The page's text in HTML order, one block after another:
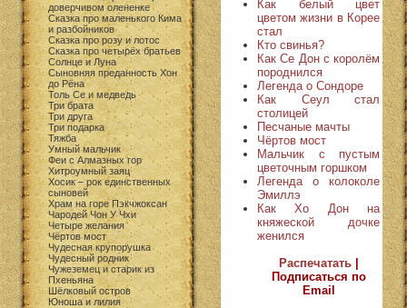
доверчивом олененке
Сказка про маленького Кима
и разбойников
Сказка про розу и лотос
Сказка про четырёх братьев
Солнце и Луна
Сыновняя преданность Хон
до Рёна
Толь Се и медведь
Три брата
Три друга
Три подарка
Тяжба
Умный мальчик
Феи с Алмазных гор
Хитроумный заяц
Хосик – рок единственных
сыновей
Храм на горе Пэкчжоксан
Чародей Чон У Чхи
Четыре желания
Чёртов мост
Чудесная крупорушка
Чудесный родник
Чужеземец и старик из
Пхеньяна
Шёлковый остров
Юноша и лилия
Как белый цвет
цветом жизни в Корее
стал
Кто свинья?
Как Се Дон с королём
породнился
Легенда о Сондоре
Как Сеул стал
столицей
Песчаные мачты
Чёртов мост
Мальчик с пустым
цветочным горшком
Легенда о колоколе
Эмиллэ
Как Хо Дон на
княжеской дочке
женился
Распечатать|
Подписаться по
Email